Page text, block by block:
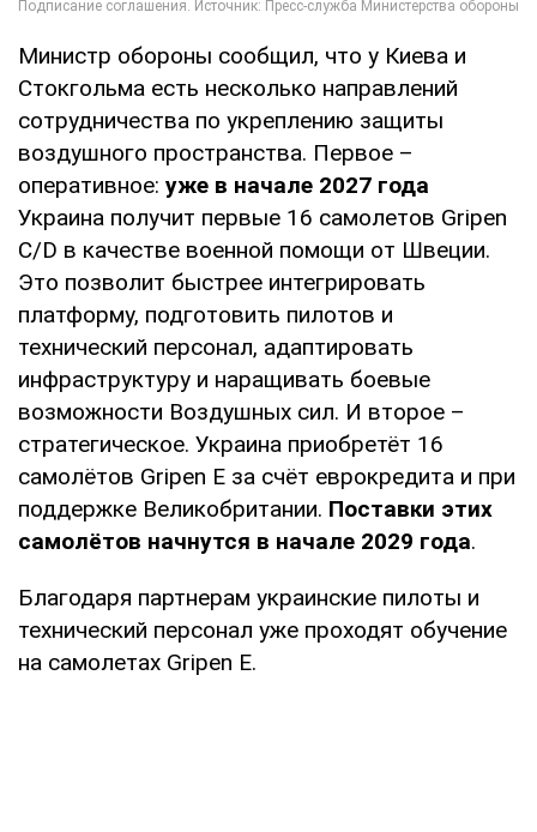
Министр обороны сообщил, что у Киева и
Стокгольма есть несколько направлений
сотрудничества по укреплению защиты
воздушного пространства. Первое –
оперативное: уже в начале 2027 года
Украина получит первые 16 самолетов Gripen
C/D в качестве военной помощи от Швеции.
Это позволит быстрее интегрировать
платформу, подготовить пилотов и
технический персонал, адаптировать
инфраструктуру и наращивать боевые
возможности Воздушных сил. И второе –
стратегическое. Украина приобретёт 16
самолётов Gripen E за счёт еврокредита и при
поддержке Великобритании. Поставки этих
самолётов начнутся в начале 2029 года.
Благодаря партнерам украинские пилоты и
технический персонал уже проходят обучение
на самолетах Gripen E.